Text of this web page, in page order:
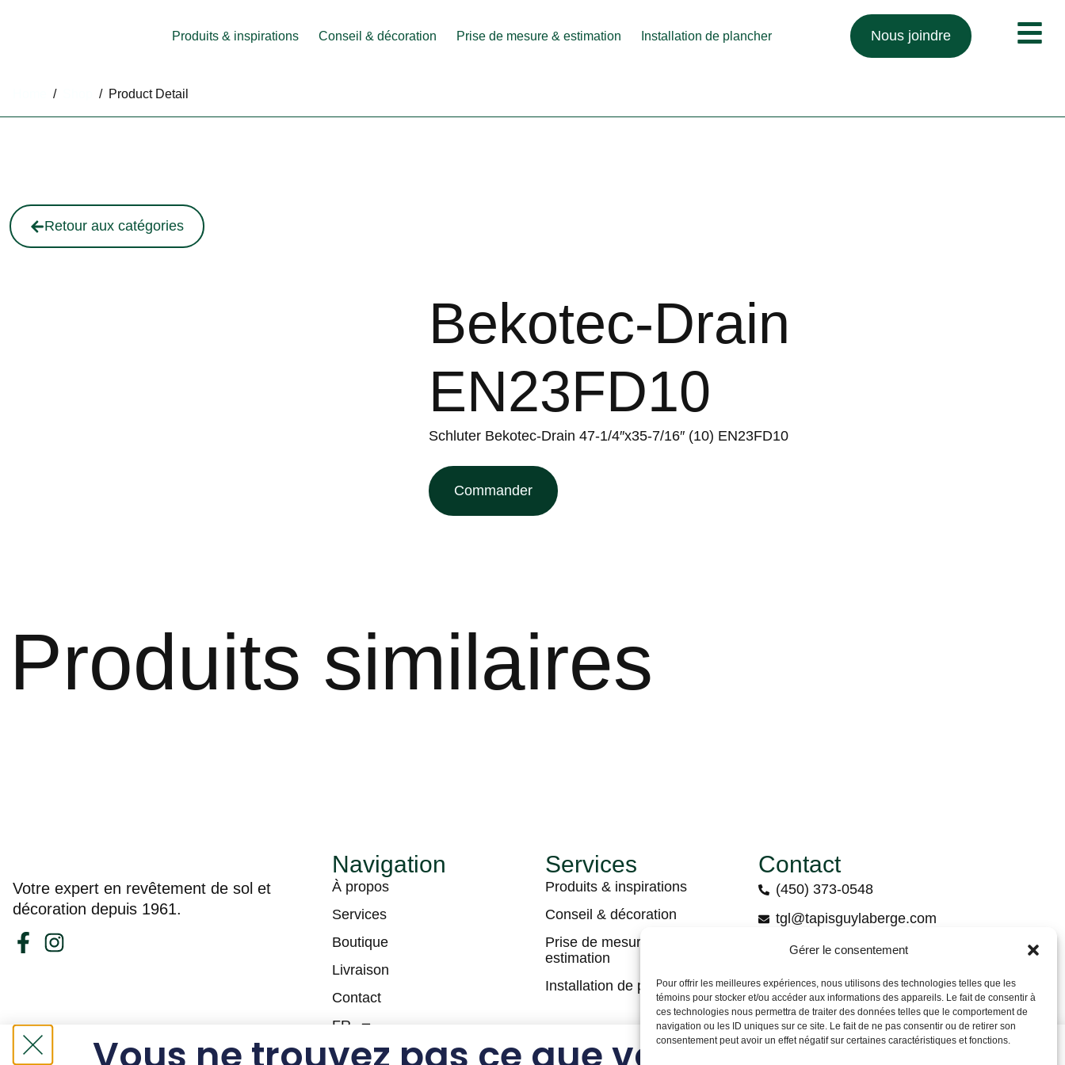
Gérer le consentement
Pour offrir les meilleures expériences, nous utilisons des technologies telles que les
témoins pour stocker et/ou accéder aux informations des appareils. Le fait de consentir à
ces technologies nous permettra de traiter des données telles que le comportement de
navigation ou les ID uniques sur ce site. Le fait de ne pas consentir ou de retirer son
consentement peut avoir un effet négatif sur certaines caractéristiques et fonctions.
Produits & inspirations Conseil & décoration Prise de mesure & estimation Installation de plancher Nous joindre
/ / Product Detail
Retour aux catégories
Bekotec-Drain
EN23FD10
Schluter Bekotec-Drain 47-1/4″x35-7/16″ (10) EN23FD10
Commander
Produits similaires
Votre expert en revêtement de sol et
décoration depuis 1961.
Navigation
À propos
Services
Boutique
Livraison
Contact
FR
Services
Produits & inspirations
Conseil & décoration
Prise de mesures &
estimation
Installation de plancher
Contact
(450) 373-0548
tgl@tapisguylaberge.com
3275 Bd Monseigneur-Langlois, Salaberry-